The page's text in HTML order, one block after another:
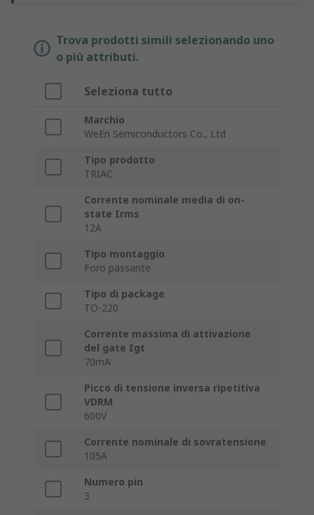
Trova prodotti simili selezionando uno
o più attributi.
Seleziona tutto
Marchio
WeEn Semiconductors Co., Ltd
Tipo prodotto
TRIAC
Corrente nominale media di on-
state Irms
12A
Tipo montaggio
Foro passante
Tipo di package
TO-220
Corrente massima di attivazione
del gate Igt
70mA
Picco di tensione inversa ripetitiva
VDRM
600V
Corrente nominale di sovratensione
105A
Numero pin
3